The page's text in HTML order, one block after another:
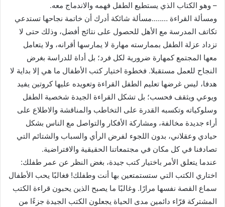
– وهو الكتاب الذي يستطيع الطفل فهمه والاندماج معه.
ومسألة القراءة ……..مسألة شائكة أدرك أن خاتمة نجاحها تستدعي
تكاتف المدرسة مع الأهل للحصول على نتائج أفضل، وذلك حتى لا
تزداد عزلة الطفل بممارسته مهارة لا يمارسها أقرانه، ولا يتعامل
معها المجتمع كمهارة ضرورية لكل فرد؛ بل أداة للدراسة بغرض
النجاح للعمل مستقبلا. فخطوة اختيار كتب الأطفال ما هي إلا بداية لا
هدفا، ليس غرضها تعليم الطفل القراءة وتعويده عليها كروتين يفيد
ويوعي ويثقف فحسب؛ بل تشكل القراءة الجيدة شخصية الطفل
وسلوكياته وتكسبه القدرة على التخاطب والمناقشة والاطلاع على
أراء جديدة مخالفة، ومشاركة الأفكار والتواصل مع الناس بشكل
حيادي وعقلاني، بدون اللجوء لفرض الرأي والسباب والشتائم التي
تصادفنا في كل مكان في مجتمعاتنا الحقيقية والافتراضية.
عندما يتعلق الأمر باختيار كتب جيدة، بغض النظر عن عمر طفلك:
اختاري الكتب التي ستستمتعين بها أنت وطفلك! فغالبًا يحب الأطفال
سماع القصة نفسها مرارًا. وغالبًا ما يصبح الذين يحبون قراءة الكتب
المشتركة قرّاء دائمين مدى الحياة يجعلون الكتب الجيدة جزءًا من